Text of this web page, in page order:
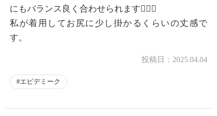
にもバランス良く合わせられます🙆🏻‍♀️
私が着用してお尻に少し掛かるくらいの丈感で
す。
投稿日： 2025.04.04
エピデミーク